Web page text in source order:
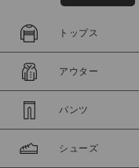
セール価格
在庫
在庫あり
トップス
アウター
パンツ
シューズ